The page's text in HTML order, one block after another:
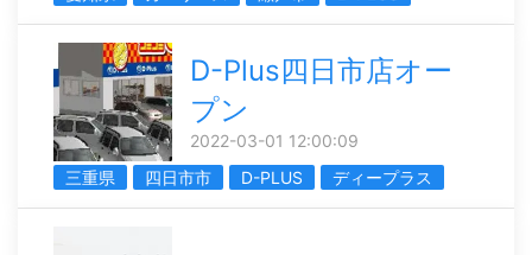
D-Plus四日市店オー
プン
2022-03-01 12:00:09
三重県
四日市市 D-PLUS ディープラス